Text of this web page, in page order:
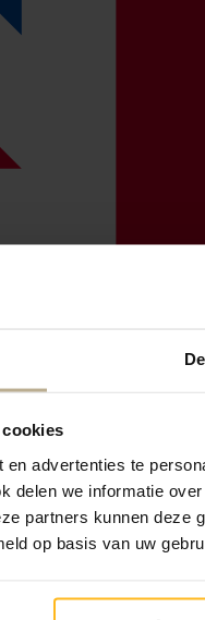
advertenties te
delen we informatie
partners kunnen deze
op basis van uw